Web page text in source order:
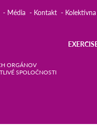
Média Kontakt
ORGÁNOV
SPOLOČNOSTI